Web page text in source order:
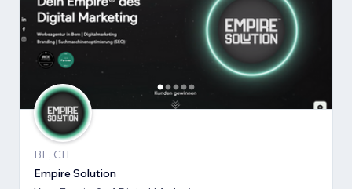
BE, CH
Empire Solution